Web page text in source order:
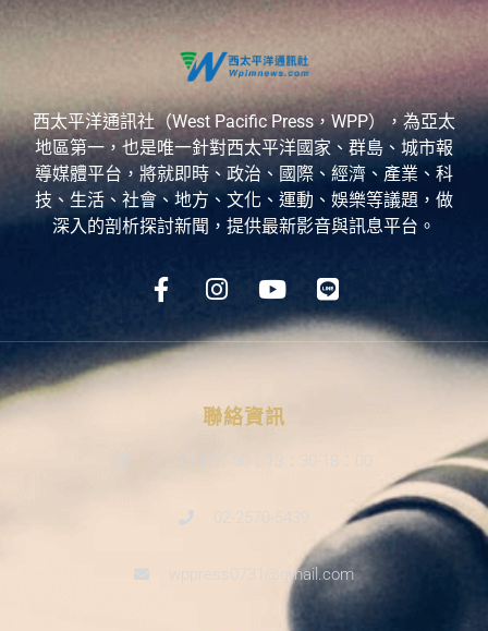
西太平洋通訊社（West Pacific Press，WPP），為亞太
地區第一，也是唯一針對西太平洋國家、群島、城市報
導媒體平台，將就即時、政治、國際、經濟、產業、科
技、生活、社會、地方、文化、運動、娛樂等議題，做
深入的剖析探討新聞，提供最新影音與訊息平台。
聯絡資訊
9：30-12：00；13：30-18：00
02-2570-5439
wppress0731@gmail.com